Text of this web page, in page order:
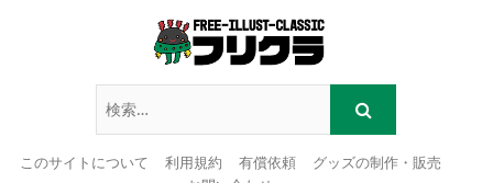
このサイトについて 利用規約 有償依頼
グッズの制作・販売